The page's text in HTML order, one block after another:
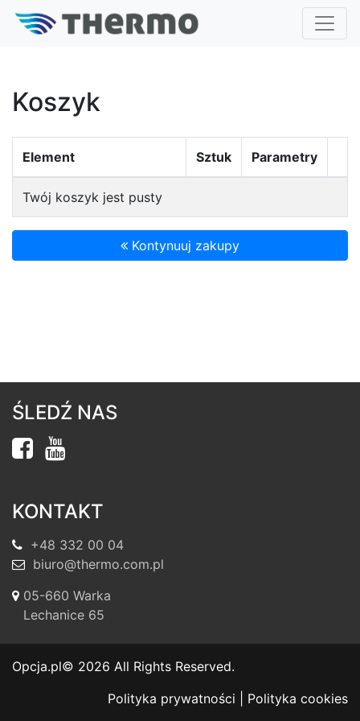
Koszyk
Element Sztuk Parametry
Twój koszyk jest pusty
Kontynuuj zakupy
ŚLEDŹ NAS
KONTAKT
+48 332 00 04
biuro@thermo.com.pl
05-660 Warka
Lechanice 65
Opcja.pl© 2026 All Rights Reserved.
Polityka prywatności
Polityka cookies